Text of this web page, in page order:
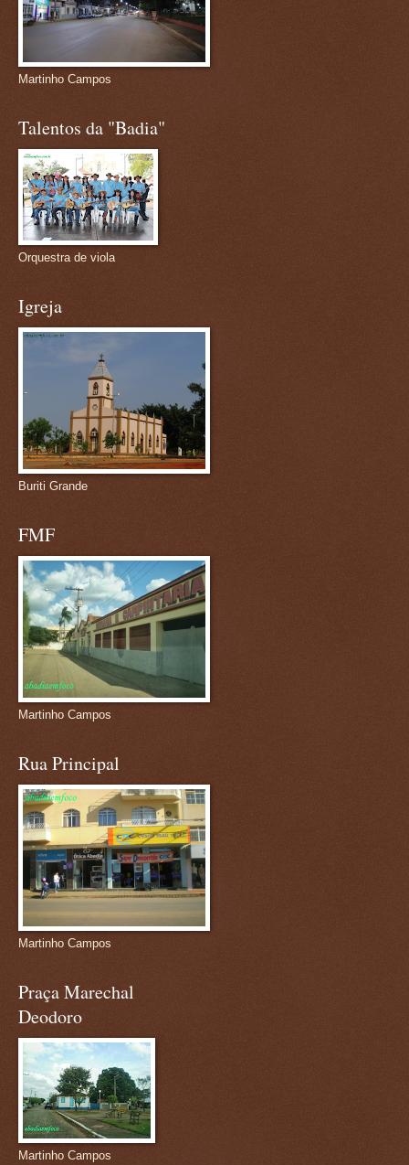
Martinho Campos
Talentos da "Badia"
Orquestra de viola
Igreja
Buriti Grande
FMF
Martinho Campos
Rua Principal
Martinho Campos
Praça Marechal
Deodoro
Martinho Campos